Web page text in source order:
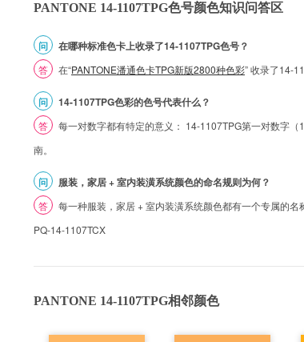
PANTONE 14-1107TPG色号颜色知识问答区
问 在哪种标准色卡上收录了14-1107TPG色号？
答 在“PANTONE潘通色卡TPG新版2800种色彩” 收录了14-
问 14-1107TPG色彩的色号代表什么？
答
每一对数字都有特定的意义： 14-1107TPG第一对数字
南。
问 服装，家居 + 室内装潢系统颜色的命名规则为何？
答
每一种服装，家居 + 室内装潢系统颜色都有一个专属的
PQ-14-1107TCX
PANTONE 14-1107TPG相邻颜色